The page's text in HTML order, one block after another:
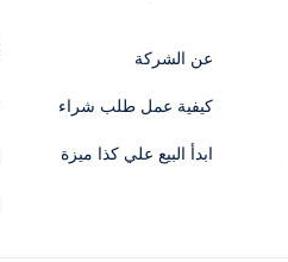
عن الشركة
كيفية عمل طلب شراء
ابدأ البيع علي كذا ميزة